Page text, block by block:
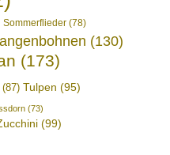
Sommerflieder (78)
(130)
(173)
(87) Tulpen (95)
(73)
(99)